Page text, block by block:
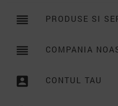
reorder PRODUSE SI
reorder COMPANIA
account_box CONTUL TAU